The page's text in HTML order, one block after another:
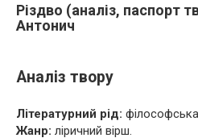
Різдво (аналіз, паспорт
Антонич
Аналіз твору
Літературний рід: філософська
Жанр: ліричний вірш.